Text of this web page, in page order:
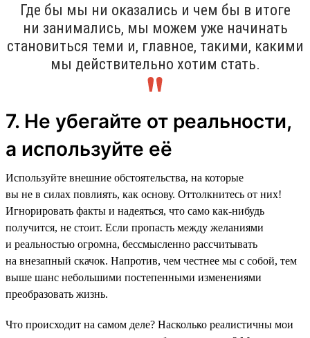
Где бы мы ни оказались и чем бы в итоге
ни занимались, мы можем уже начинать
становиться теми и, главное, такими, какими
мы действительно хотим стать.
7. Не убегайте от реальности,
а используйте её
Используйте внешние обстоятельства, на которые
вы не в силах повлиять, как основу. Оттолкнитесь от них!
Игнорировать факты и надеяться, что само как-нибудь
получится, не стоит. Если пропасть между желаниями
и реальностью огромна, бессмысленно рассчитывать
на внезапный скачок. Напротив, чем честнее мы с собой, тем
выше шанс небольшими постепенными изменениями
преобразовать жизнь.
Что происходит на самом деле? Насколько реалистичны мои